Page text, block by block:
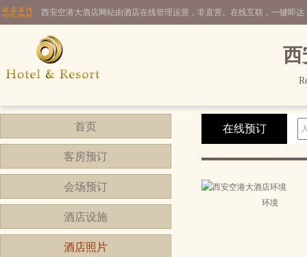
西安空港大酒店网站由酒店在线管理运营，非直营。在线互联，一键即
西
首页
客房预订
会场预订
酒店设施
酒店照片
在线预订
环境